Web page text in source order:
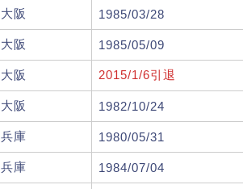
大阪 1985/03/28
大阪 1985/05/09
大阪 2015/1/6引退
大阪 1982/10/24
兵庫 1980/05/31
兵庫 1984/07/04